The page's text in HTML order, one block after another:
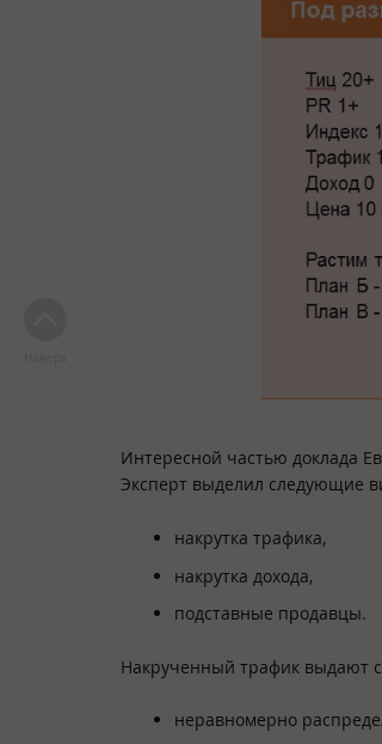
Интересной частью доклада
Эксперт выделил следующие
накрутка трафика,
накрутка дохода,
подставные продавцы.
Накрученный трафик выдают
неравномерно